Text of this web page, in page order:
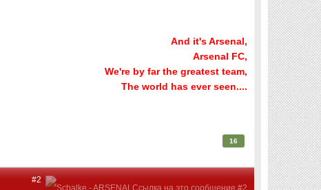
And it's Arsenal,
Arsenal FC,
We're by far the greatest team,
The world has ever seen....
16
#2